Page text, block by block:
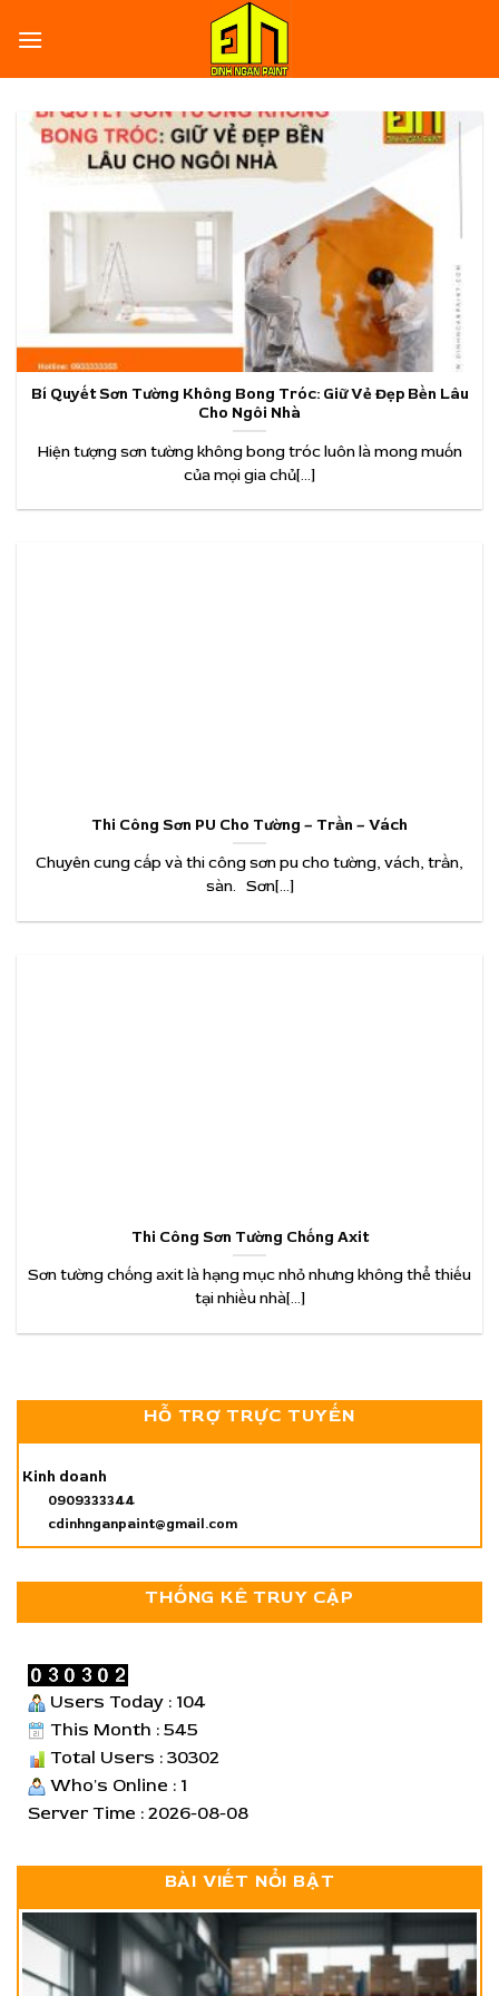
Bí Quyết Sơn Tường Không Bong Tróc: Giữ Vẻ Đẹp Bền Lâu
Cho Ngôi Nhà
Hiện tượng sơn tường không bong tróc luôn là mong muốn
của mọi gia chủ[...]
Thi Công Sơn PU Cho Tường – Trần – Vách
Chuyên cung cấp và thi công sơn pu cho tường, vách, trần,
sàn. Sơn[...]
Thi Công Sơn Tường Chống Axit
Sơn tường chống axit là hạng mục nhỏ nhưng không thể thiếu
tại nhiều nhà[...]
HỖ TRỢ TRỰC TUYẾN
Kinh doanh
0909333344
cdinhnganpaint@gmail.com
THỐNG KÊ TRUY CẬP
Users Today : 104
This Month : 545
Total Users : 30302
Who's Online : 1
Server Time : 2026-08-08
BÀI VIẾT NỔI BẬT